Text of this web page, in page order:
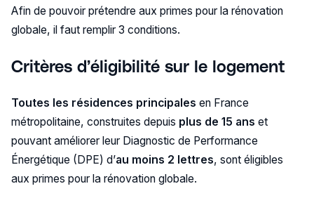
Afin de pouvoir prétendre aux primes pour la rénovation
globale, il faut remplir 3 conditions.
Critères d’éligibilité sur le logement
Toutes les résidences principales en France
métropolitaine, construites depuis plus de 15 ans et
pouvant améliorer leur Diagnostic de Performance
Énergétique (DPE) d’au moins 2 lettres, sont éligibles
aux primes pour la rénovation globale.